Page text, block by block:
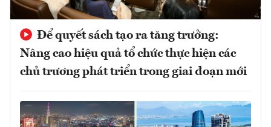
Để quyết sách tạo ra tăng trưởng:
Nâng cao hiệu quả tổ chức thực hiện các
chủ trương phát triển trong giai đoạn mới